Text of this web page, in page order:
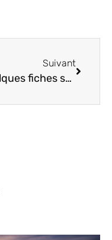
Suivant
Quelques fiches sur les modèles de voitures en vogue